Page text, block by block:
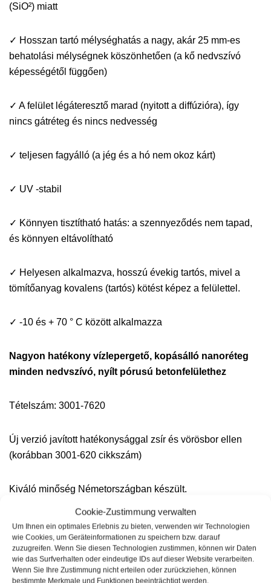
Cookie-Zustimmung verwalten
Um Ihnen ein optimales Erlebnis zu bieten, verwenden wir Technologien
wie Cookies, um Geräteinformationen zu speichern bzw. darauf
zuzugreifen. Wenn Sie diesen Technologien zustimmen, können wir Daten
wie das Surfverhalten oder eindeutige IDs auf dieser Website verarbeiten.
Wenn Sie Ihre Zustimmung nicht erteilen oder zurückziehen, können
bestimmte Merkmale und Funktionen beeinträchtigt werden.
(SiO²) miatt
✓ Hosszan tartó mélységhatás a nagy, akár 25 mm-es
behatolási mélységnek köszönhetően (a kő nedvszívó
képességétől függően)
✓ A felület légáteresztő marad (nyitott a diffúzióra), így
nincs gátréteg és nincs nedvesség
✓ teljesen fagyálló (a jég és a hó nem okoz kárt)
✓ UV -stabil
✓ Könnyen tisztítható hatás: a szennyeződés nem tapad,
és könnyen eltávolítható
✓ Helyesen alkalmazva, hosszú évekig tartós, mivel a
tömítőanyag kovalens (tartós) kötést képez a felülettel.
✓ -10 és + 70 ° C között alkalmazza
Nagyon hatékony vízlepergető, kopásálló nanoréteg
minden nedvszívó, nyílt pórusú betonfelülethez
Tételszám: 3001-7620
Új verzió javított hatékonysággal zsír és vörösbor ellen
(korábban 3001-620 cikkszám)
Kiváló minőség Németországban készült.
termékbiztonság
A termék veszélyes anyagokról szóló rendelet keretében
történő besorolására vonatkozó információk, biztonsági